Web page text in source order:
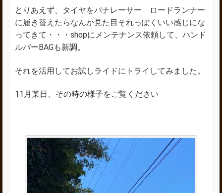
とりあえず、タイヤをパナレーサー ロードランナー
に履き替えたらなんか見た目それっぽくいい感じにな
ってきて・・・shopにメンテナンス依頼して、ハンド
ルバーBAGも新調。
それを活用してお試しライドにトライしてみました。
11月某日、その時の様子をご覧ください